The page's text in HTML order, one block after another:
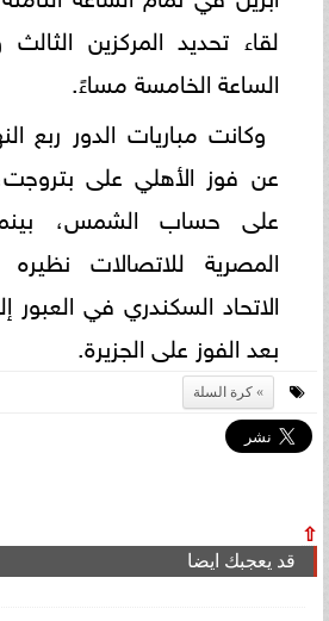
لقاء تحديد المركزين
الساعة الخامسة مساءً.
وكانت مباريات الدور ربع
عن فوز الأهلي على
على حساب الشمس،
المصرية للاتصالات
الاتحاد السكندري في
بعد الفوز على الجزيرة.
كرة السلة
⇧
قد يعجبك ايضا